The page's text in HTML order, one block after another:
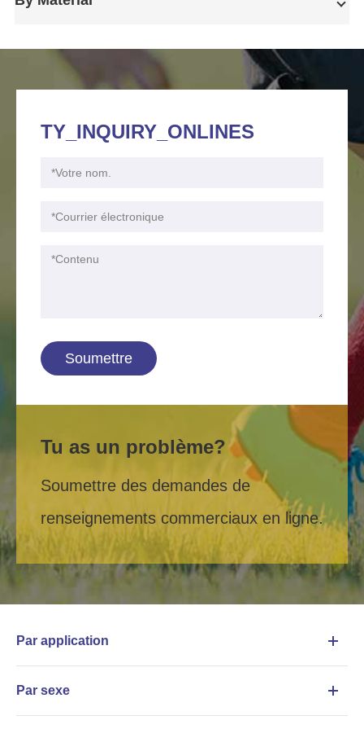
TY_INQUIRY_ONLINES
Soumettre
Tu as un problème?
Soumettre des demandes de
renseignements commerciaux en ligne.
Par application
Par sexe